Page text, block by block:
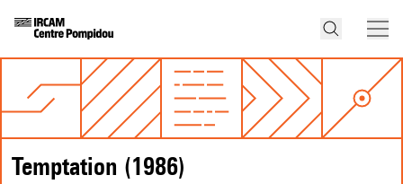
Temptation (1986)